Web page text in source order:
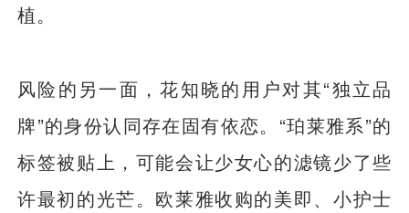
植。
风险的另一面，花知晓的用户对其“独立品
牌”的身份认同存在固有依恋。“珀莱雅系”的
标签被贴上，可能会让少女心的滤镜少了些
许最初的光芒。欧莱雅收购的美即、小护士